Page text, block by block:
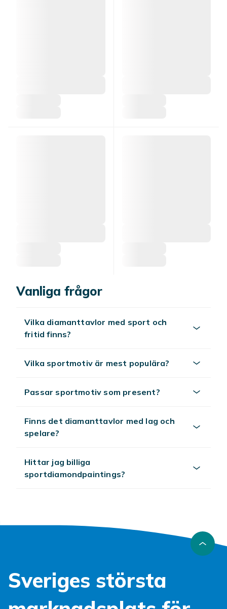
Vanliga frågor
Vilka diamanttavlor med sport och
fritid finns?
Vilka sportmotiv är mest populära?
Passar sportmotiv som present?
Finns det diamanttavlor med lag och
spelare?
Hittar jag billiga
sportdiamondpaintings?
Sveriges största